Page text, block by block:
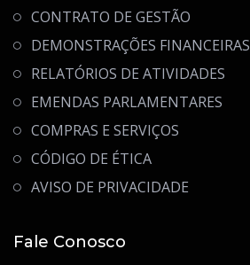
CONTRATO DE GESTÃO
DEMONSTRAÇÕES FINANCEIRAS
RELATÓRIOS DE ATIVIDADES
EMENDAS PARLAMENTARES
COMPRAS E SERVIÇOS
CÓDIGO DE ÉTICA
AVISO DE PRIVACIDADE
Fale Conosco